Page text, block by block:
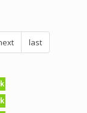
last